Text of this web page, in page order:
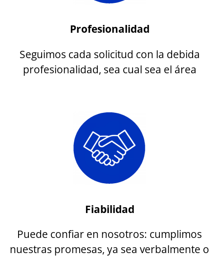
Profesionalidad
Seguimos cada solicitud con la debida
profesionalidad, sea cual sea el área
Fiabilidad
Puede confiar en nosotros: cumplimos
nuestras promesas, ya sea verbalmente o